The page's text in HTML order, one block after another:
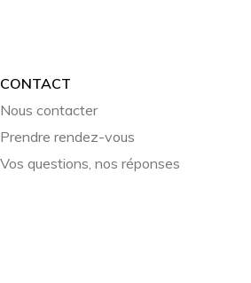
CONTACT
Nous contacter
Prendre rendez-vous
Vos questions, nos réponses